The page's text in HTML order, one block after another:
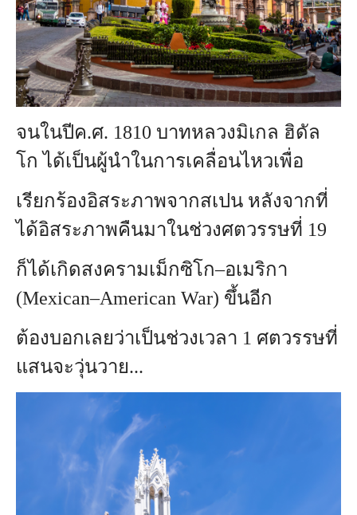
จนในปีค.ศ. 1810 บาทหลวงมิเกล ฮิดัล
โก ได้เป็นผู้นำในการเคลื่อนไหวเพื่อ
เรียกร้องอิสระภาพจากสเปน หลังจากที่
ได้อิสระภาพคืนมาในช่วงศตวรรษที่ 19
ก็ได้เกิดสงครามเม็กซิโก–อเมริกา
(Mexican–American War) ขึ้นอีก
ต้องบอกเลยว่าเป็นช่วงเวลา 1 ศตวรรษที่
แสนจะวุ่นวาย...